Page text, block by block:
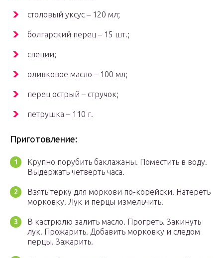
столовый уксус – 120 мл;
болгарский перец – 15 шт.;
специи;
оливковое масло – 100 мл;
перец острый – стручок;
петрушка – 110 г.
Приготовление:
Крупно порубить баклажаны. Поместить в воду.
Выдержать четверть часа.
Взять терку для моркови по-корейски. Натереть
морковку. Лук и перцы измельчить.
В кастрюлю залить масло. Прогреть. Закинуть
лук. Прожарить. Добавить морковку и следом
перцы. Зажарить.